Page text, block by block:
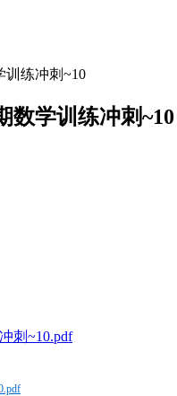
训练冲刺~10
数学训练冲刺~10
刺~10.pdf